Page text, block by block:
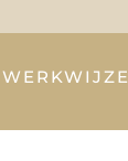
WERKWIJZE